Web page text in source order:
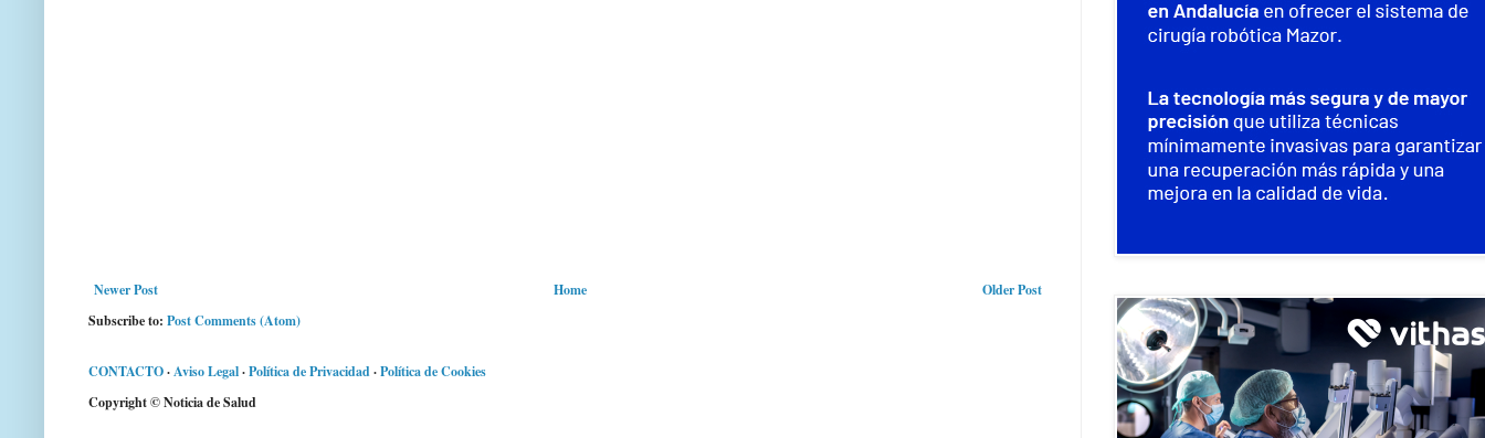
Newer Post Older Post
Home
Subscribe to: Post Comments (Atom)
CONTACTO·Aviso Legal·Política de Privacidad·Política de Cookies
Copyright © Noticia de Salud